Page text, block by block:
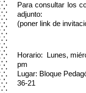
Para consultar los
adjunto:
(poner link de
Horario:
Lunes,
pm
Lugar: Bloque
36-21